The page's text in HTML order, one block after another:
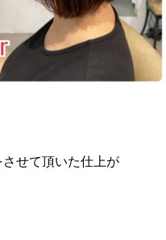
せて頂いた仕上が